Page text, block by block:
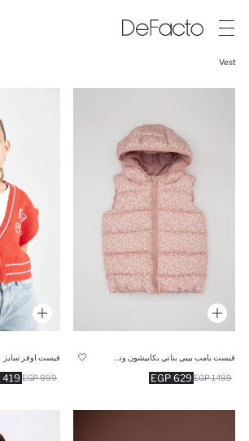
Vest
629 EGP 1499 EGP
فيست اوفر سايز
419 EGP 999 EGP